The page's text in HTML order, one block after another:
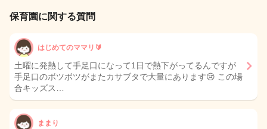
保育園に関する質問
はじめてのママリ🔰
土曜に発熱して手足口になって1日で熱下がってるんですが
手足口のボツボツがまたカサブタで大量にあります😢 この場
合キッズス…
ままり